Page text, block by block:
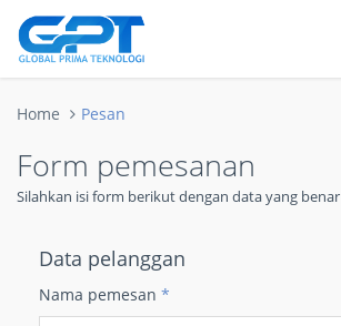
Home Pesan
Form pemesanan
Silahkan isi form berikut dengan data yang benar
Data pelanggan
Nama pemesan *